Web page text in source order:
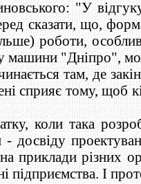
"У
сказати, що,
роботи,
машини "Дніпро",
там, де
сприяє тому, щоб
коли така
- досвіду
приклади різних
підприємства. І